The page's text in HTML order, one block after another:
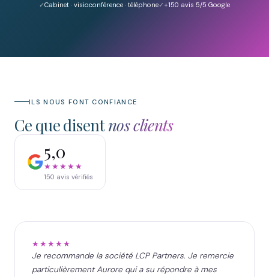
Cabinet · visioconférence · téléphone
+150 avis 5/5 Google
ILS NOUS FONT CONFIANCE
Ce que disentnos clients
5,0
★★★★★
150 avis vérifiés
★★★★★
Je recommande la société LCP Partners. Je remercie
particulièrement Aurore qui a su répondre à mes